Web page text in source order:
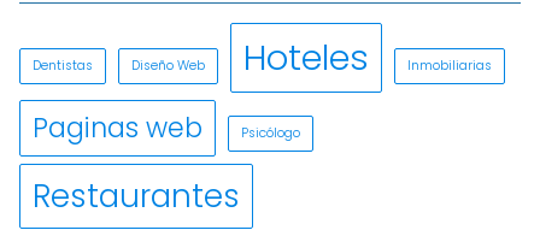
Dentistas Diseño Web Hoteles Inmobiliarias
Paginas web Psicólogo
Restaurantes